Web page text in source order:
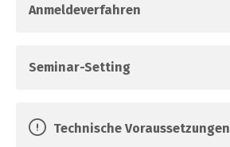
Anmeldeverfahren
Seminar-Setting
Technische Voraussetzungen